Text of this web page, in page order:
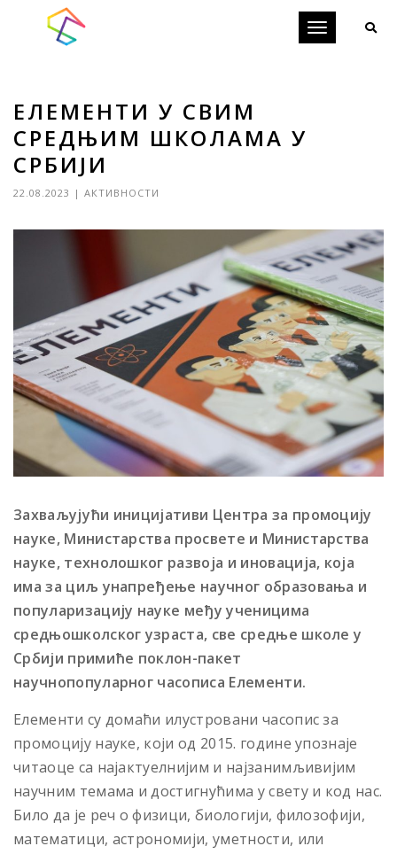
Toggle
ЕЛЕМЕНТИ У СВИМ
СРЕДЊИМ ШКОЛАМА У
СРБИЈИ
22.08.2023 | АКТИВНОСТИ
Захваљујући иницијативи Центра за промоцију
науке, Министарства просвете и Министарства
науке, технолошког развоја и иновација, која
има за циљ унапређење научног образовања и
популаризацију науке међу ученицима
средњошколског узраста, све средње школе у
Србији примиће поклон-пакет
научнопопуларног часописа Елементи.
Елементи су домаћи илустровани часопис за
промоцију науке, који од 2015. године упознаје
читаоце са најактуелнијим и најзанимљивијим
научним темама и достигнућима у свету и код нас.
Било да је реч о физици, биологији, филозофији,
математици, астрономији, уметности, или